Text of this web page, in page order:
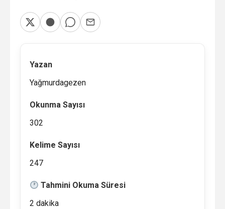
Yazan
Yağmurdagezen
Okunma Sayısı
302
Kelime Sayısı
247
Tahmini Okuma Süresi
2 dakika